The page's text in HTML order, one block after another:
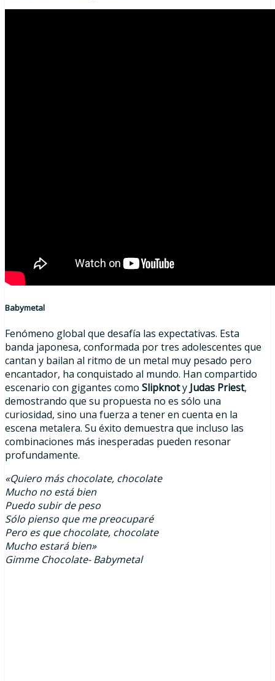
Babymetal
Fenómeno global que desafía las expectativas. Esta
banda japonesa, conformada por tres adolescentes que
cantan y bailan al ritmo de un metal muy pesado pero
encantador, ha conquistado al mundo. Han compartido
escenario con gigantes como Slipknoty Judas Priest,
demostrando que su propuesta no es sólo una
curiosidad, sino una fuerza a tener en cuenta en la
escena metalera. Su éxito demuestra que incluso las
combinaciones más inesperadas pueden resonar
profundamente.
«Quiero más chocolate, chocolate
Mucho no está bien
Puedo subir de peso
Sólo pienso que me preocuparé
Pero es que chocolate, chocolate
Mucho estará bien»
Gimme Chocolate- Babymetal